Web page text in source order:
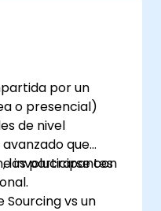
por un
o presencial)
de nivel
que
involucrarse con
los participantes
Sourcing vs un